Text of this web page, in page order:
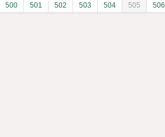
500 501 502 503 504 505 506